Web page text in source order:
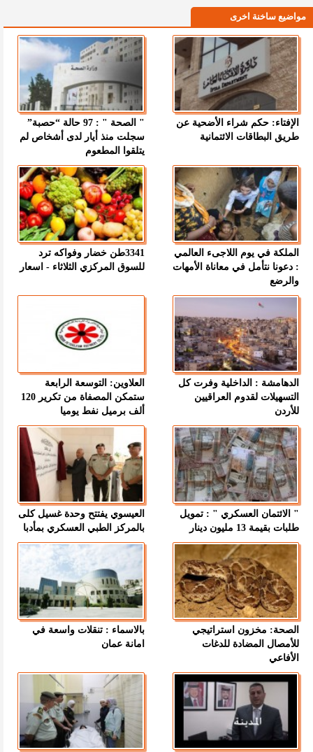
مواضيع ساخنة اخرى
الإفتاء: حكم شراء الأضحية عن
طريق البطاقات الائتمانية
" الصحة " : 97 حالة “حصبة”
سجلت منذ أيار لدى أشخاص لم
يتلقوا المطعوم
الملكة في يوم اللاجىء العالمي
: دعونا نتأمل في معاناة الأمهات
والرضع
3341طن خضار وفواكه ترد
للسوق المركزي الثلاثاء - اسعار
الدهامشة : الداخلية وفرت كل
التسهيلات لقدوم العراقيين
للأردن
العلاوين: التوسعة الرابعة
ستمكن المصفاة من تكرير 120
ألف برميل نفط يوميا
" الائتمان العسكري " : تمويل
طلبات بقيمة 13 مليون دينار
العيسوي يفتتح وحدة غسيل كلى
بالمركز الطبي العسكري بمأدبا
الصحة: مخزون استراتيجي
للأمصال المضادة للدغات
الأفاعي
بالاسماء : تنقلات واسعة في
امانة عمان